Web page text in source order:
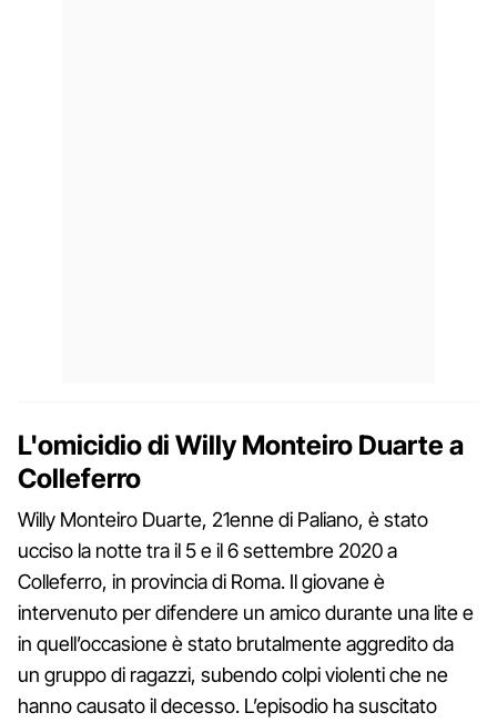
L'omicidio di Willy Monteiro Duarte a
Colleferro
Willy Monteiro Duarte, 21enne di Paliano, è stato
ucciso la notte tra il 5 e il 6 settembre 2020 a
Colleferro, in provincia di Roma. Il giovane è
intervenuto per difendere un amico durante una lite e
in quell’occasione è stato brutalmente aggredito da
un gruppo di ragazzi, subendo colpi violenti che ne
hanno causato il decesso. L’episodio ha suscitato